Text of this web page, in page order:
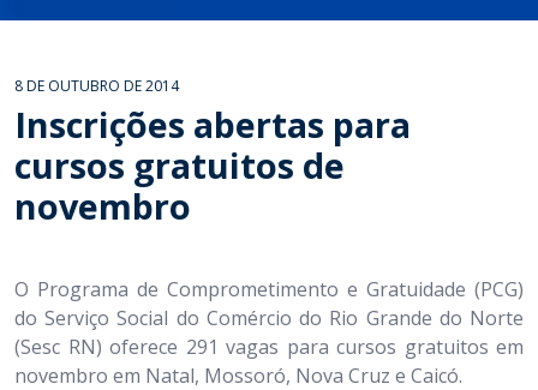
8 DE OUTUBRO DE 2014
Inscrições abertas para
cursos gratuitos de
novembro
O Programa de Comprometimento e Gratuidade (PCG)
do Serviço Social do Comércio do Rio Grande do Norte
(Sesc RN) oferece 291 vagas para cursos gratuitos em
novembro em Natal, Mossoró, Nova Cruz e Caicó.